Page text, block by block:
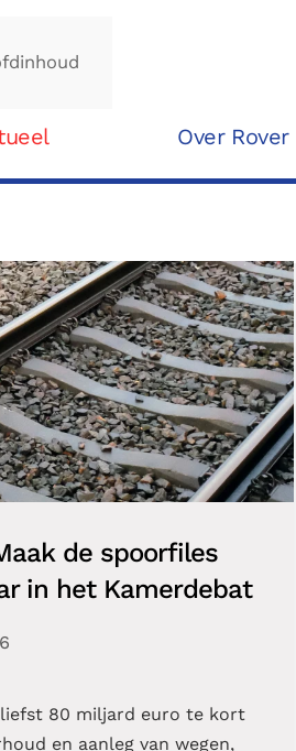
Over Rover
de spoorfiles
in het Kamerdebat
80 miljard euro te kort
en aanleg van wegen,